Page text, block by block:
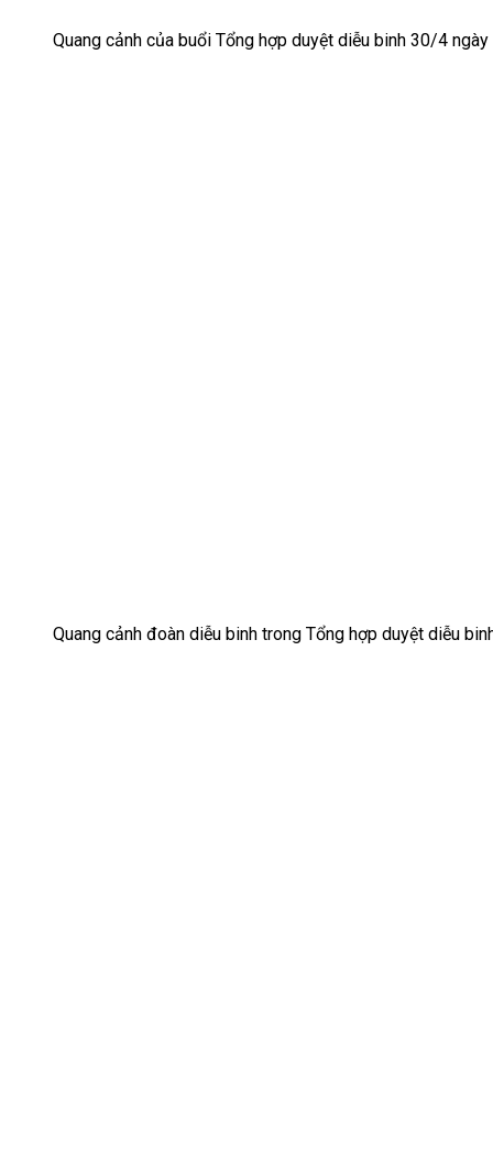
Quang cảnh của buổi Tổng hợp duyệt diễu binh 30/4
Quang cảnh đoàn diễu binh trong Tổng hợp duyệt diễu